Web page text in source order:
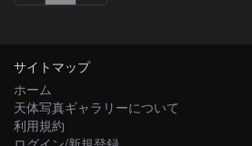
サイトマップ
ホーム
天体写真ギャラリーについて
利用規約